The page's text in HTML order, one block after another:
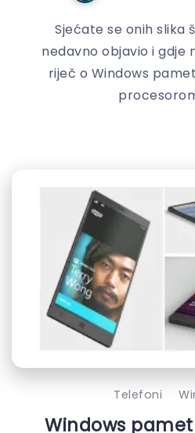
Sjećate se onih slika
nedavno objavio i gdje
riječ o Windows
Telefoni
Windows